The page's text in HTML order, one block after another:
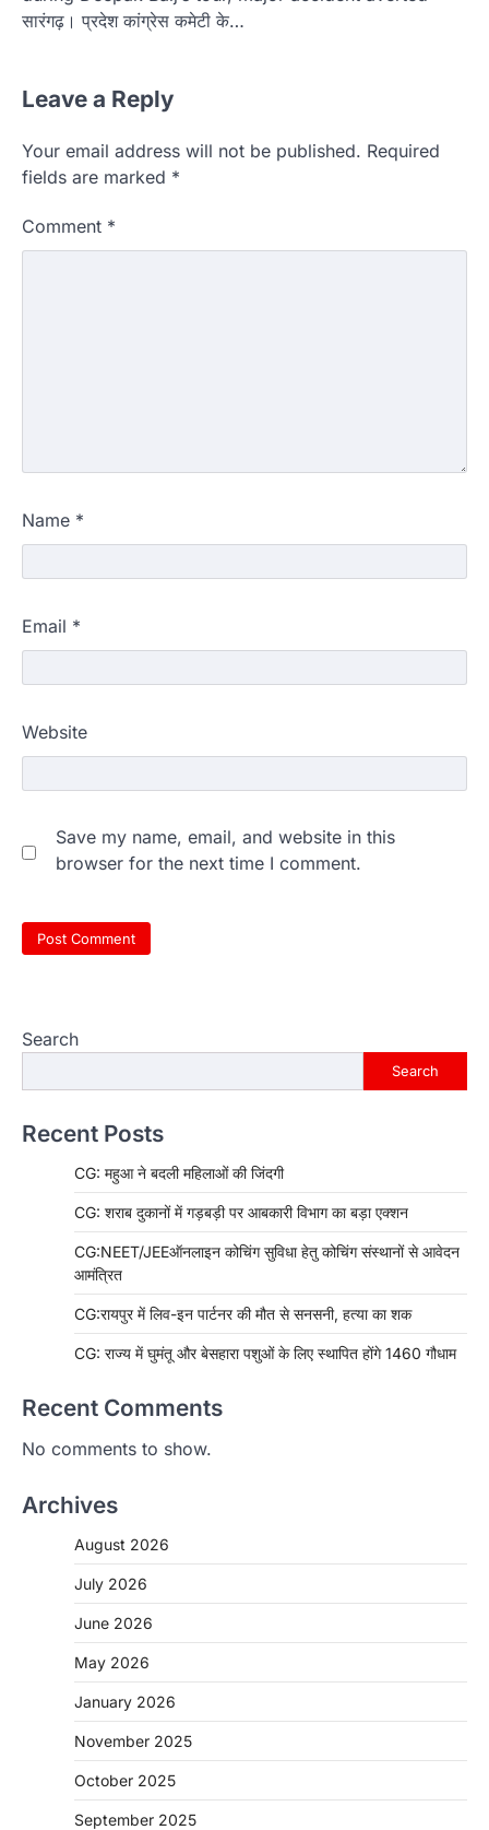
सारंगढ़। प्रदेश कांग्रेस कमेटी के…
Leave a Reply
Your email address will not be published. Required
fields are marked *
Comment *
Name *
Email *
Website
Save my name, email, and website in this
browser for the next time I comment.
Search
Search
Recent Posts
CG: महुआ ने बदली महिलाओं की जिंदगी
CG: शराब दुकानों में गड़बड़ी पर आबकारी विभाग का बड़ा एक्शन
CG:NEET/JEEऑनलाइन कोचिंग सुविधा हेतु कोचिंग संस्थानों से आवेदन
आमंत्रित
CG:रायपुर में लिव-इन पार्टनर की मौत से सनसनी, हत्या का शक
CG: राज्य में घुमंतू और बेसहारा पशुओं के लिए स्थापित होंगे 1460 गौधाम
Recent Comments
No comments to show.
Archives
August 2026
July 2026
June 2026
May 2026
January 2026
November 2025
October 2025
September 2025
CG: शराब दुकानों में गड़बड़ी पर आबकारी
विभाग का बड़ा एक्शन